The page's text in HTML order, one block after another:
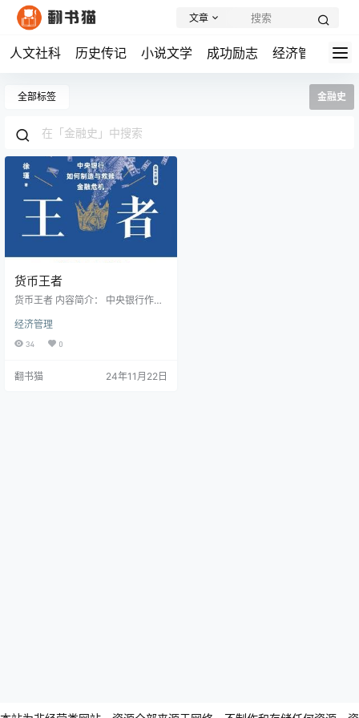
人文社科 历史传记 小说文学 成功励志 经济管理 学
文章
全部标签 金融史
货币王者
货币王者 内容简介： 中央银行作为
间经历了从无到有、由弱到强的演
变过程。从瑞典央行到英格兰银行,
迁。 在中央银行的发展史中,一系列
经济管理
34 0
翻书猫 24年11月22日